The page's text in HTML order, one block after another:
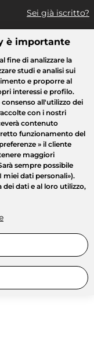
Sei già iscritto?
Elettrodomestici
è importante
fine di analizzare la
studi e analisi sui
e proporre al
interessi e profilo.
all'utilizzo dei
con i nostri
contenuto
funzionamento del
»il cliente
maggiori
sempre possibile
miei dati personali»).
dati e al loro utilizzo,